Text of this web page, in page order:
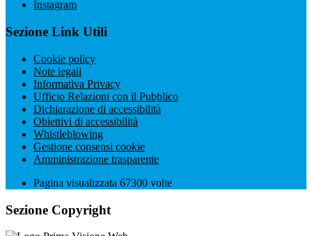
Instagram
Sezione Link Utili
Cookie policy
Note legali
Informativa Privacy
Ufficio Relazioni con il Pubblico
Dichiarazione di accessibilità
Obiettivi di accessibilità
Whistleblowing
Gestione consensi cookie
Amministrazione trasparente
Pagina visualizzata 67300 volte
Sezione Copyright